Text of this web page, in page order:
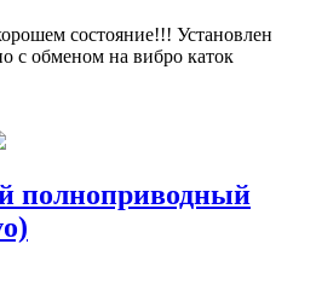
состояние!!! Установлен
с обменом на вибро каток
полноприводный